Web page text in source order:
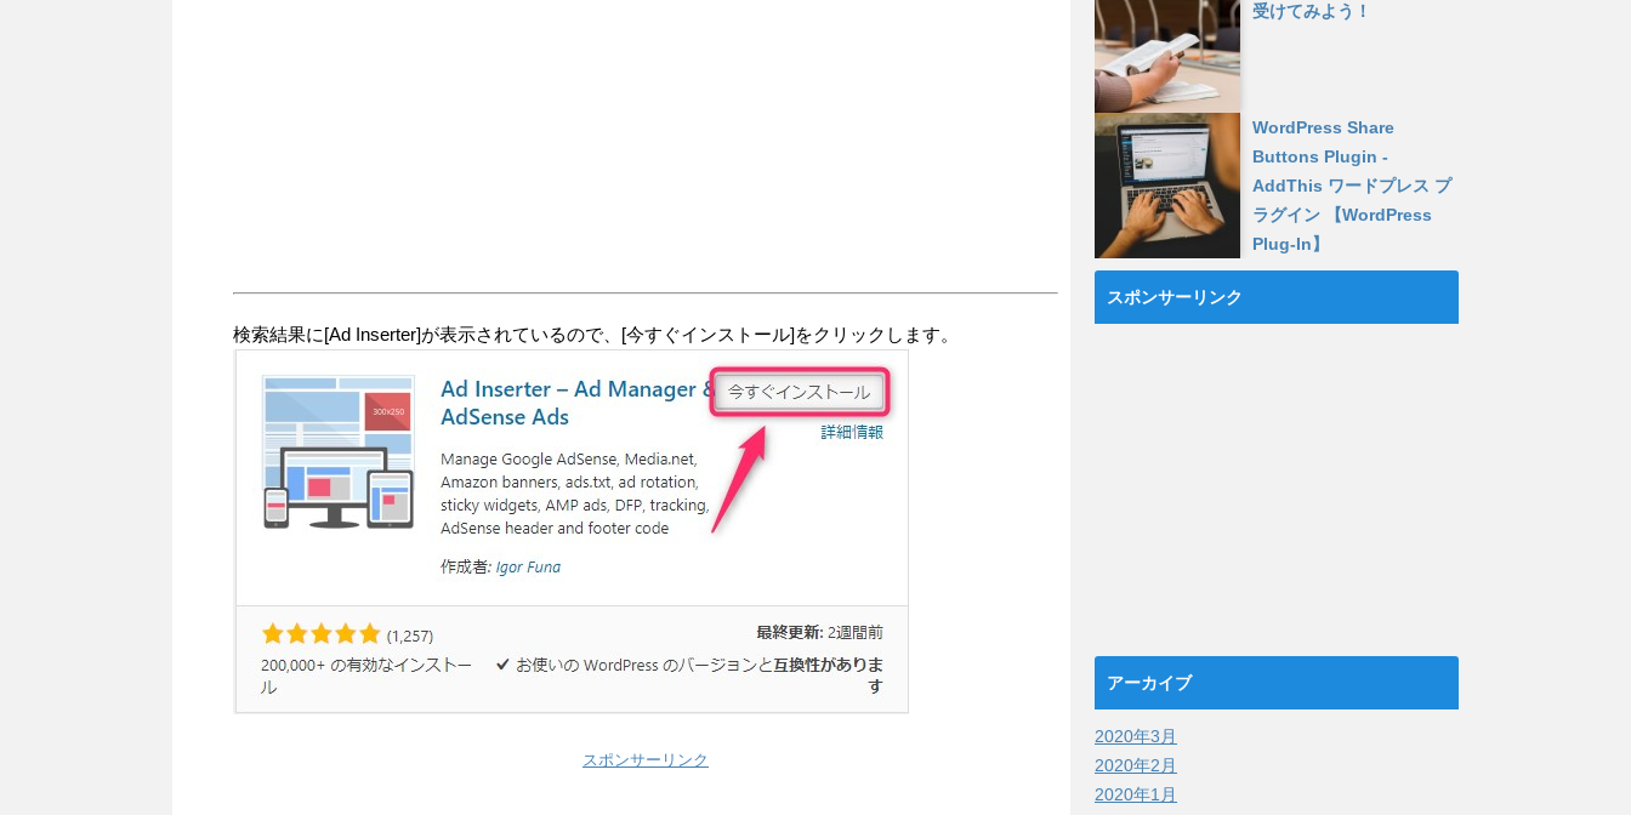
検索結果に[Ad Inserter]が表示されているので、[今すぐインストール]をクリックします。
スポンサーリンク
受けてみよう！
WordPress Share
Buttons Plugin -
AddThis ワードプレス プ
ラグイン 【WordPress
Plug-In】
スポンサーリンク
アーカイブ
2020年3月
2020年2月
2020年1月